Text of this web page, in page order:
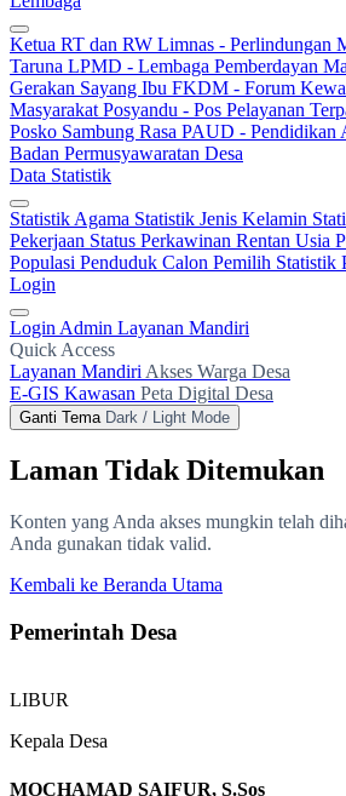
Ketua RT dan RW Limnas - Perlindungan
Taruna LPMD - Lembaga Pemberdayan
Gerakan Sayang Ibu FKDM - Forum
Masyarakat Posyandu - Pos Pelayanan
Posko Sambung Rasa PAUD - Pendidikan
Badan Permusyawaratan Desa
Data Statistik
Statistik Agama Statistik Jenis Kelamin
Pekerjaan Status Perkawinan Rentan Usia
Populasi Penduduk Calon Pemilih Statistik
Login
Login Admin Layanan Mandiri
Quick Access
Layanan Mandiri Akses Warga Desa
E-GIS Kawasan Peta Digital Desa
Ganti Tema Dark / Light Mode
Laman Tidak Ditemukan
Konten yang Anda akses mungkin telah
Anda gunakan tidak valid.
Kembali ke Beranda Utama
Pemerintah Desa
LIBUR
Kepala Desa
MOCHAMAD SAIFUR, S.Sos